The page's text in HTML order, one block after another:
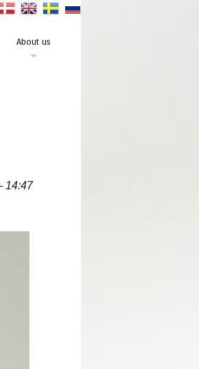
About us
14:47